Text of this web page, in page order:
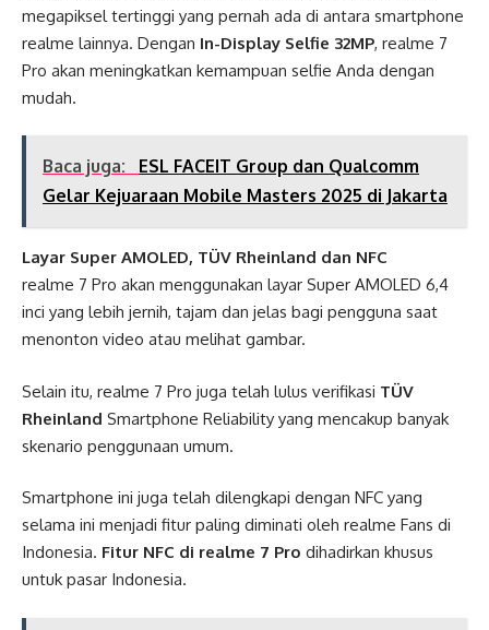
megapiksel tertinggi yang pernah ada di antara smartphone
realme lainnya. Dengan In-Display Selfie 32MP, realme 7
Pro akan meningkatkan kemampuan selfie Anda dengan
mudah.
Baca juga:
ESL FACEIT Group dan Qualcomm
Gelar Kejuaraan Mobile Masters 2025 di Jakarta
Layar Super AMOLED, TÜV Rheinland dan NFC
realme 7 Pro akan menggunakan layar Super AMOLED 6,4
inci yang lebih jernih, tajam dan jelas bagi pengguna saat
menonton video atau melihat gambar.
Selain itu, realme 7 Pro juga telah lulus verifikasi TÜV
Rheinland Smartphone Reliability yang mencakup banyak
skenario penggunaan umum.
Smartphone ini juga telah dilengkapi dengan NFC yang
selama ini menjadi fitur paling diminati oleh realme Fans di
Indonesia. Fitur NFC di realme 7 Pro dihadirkan khusus
untuk pasar Indonesia.